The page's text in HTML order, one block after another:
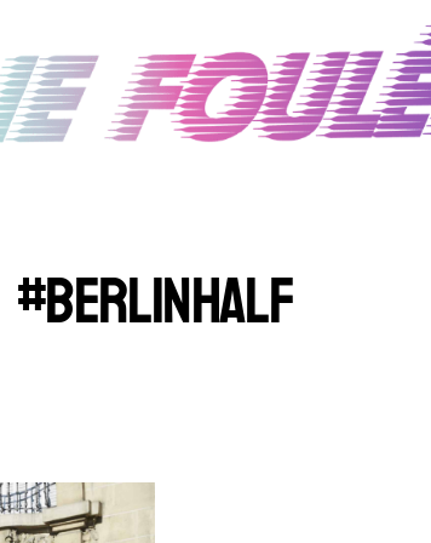
#BERLINHALF